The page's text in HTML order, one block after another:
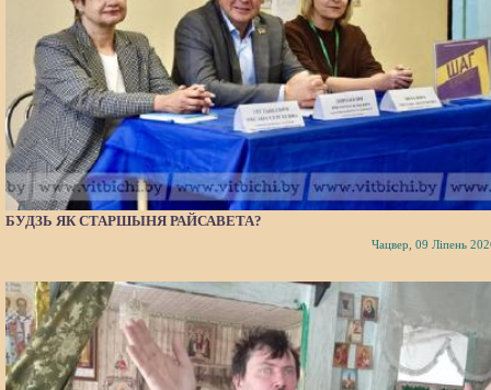
БУДЗЬ ЯК СТАРШЫНЯ РАЙСАВЕТА?
Чацвер, 09 Ліпень